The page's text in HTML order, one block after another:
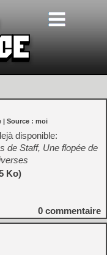
| Source : moi
disponible:
de Staff, Une flopée de
Ko)
0 commentaire